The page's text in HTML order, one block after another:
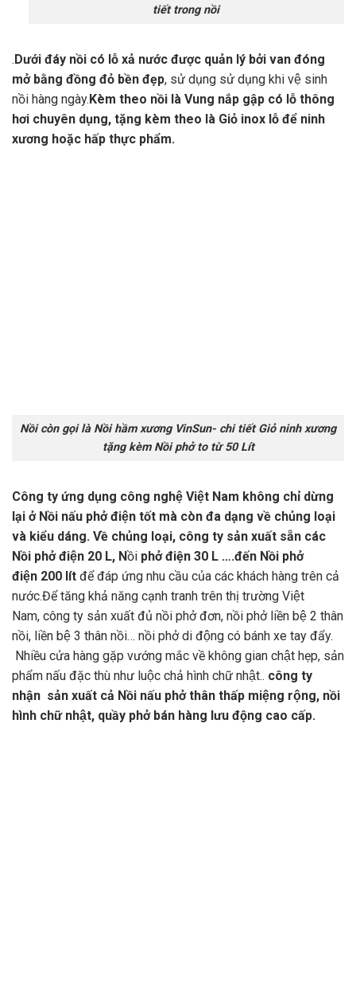
tiết trong nồi
.Dưới đáy nồi có lỗ xả nước được quản lý bởi van đóng
mở bằng đồng đỏ bền đẹp, sử dụng sử dụng khi vệ sinh
nồi hàng ngày.Kèm theo nồi là Vung nắp gập có lỗ thông
hơi chuyên dụng, tặng kèm theo là Giỏ inox lỗ để ninh
xương hoặc hấp thực phẩm.
Nồi còn gọi là Nồi hầm xương VinSun- chi tiết Giỏ ninh xương
tặng kèm Nồi phở to từ 50 Lít
Công ty ứng dụng công nghệ Việt Nam không chỉ dừng
lại ở Nồi nấu phở điện tốt mà còn đa dạng về chủng loại
và kiểu dáng. Về chủng loại, công ty sản xuất sẵn các
Nồi phở điện 20 L, Nồi phở điện 30 L ….đến Nồi phở
điện 200 lít để đáp ứng nhu cầu của các khách hàng trên cả
nước.Để tăng khả năng cạnh tranh trên thị trường Việt
Nam, công ty sản xuất đủ nồi phở đơn, nồi phở liền bệ 2 thân
nồi, liền bệ 3 thân nồi… nồi phở di động có bánh xe tay đẩy.
Nhiều cửa hàng gặp vướng mắc về không gian chật hẹp, sản
phẩm nấu đặc thù như luộc chả hình chữ nhật.. công ty
nhận sản xuất cả Nồi nấu phở thân thấp miệng rộng, nồi
hình chữ nhật, quầy phở bán hàng lưu động cao cấp.